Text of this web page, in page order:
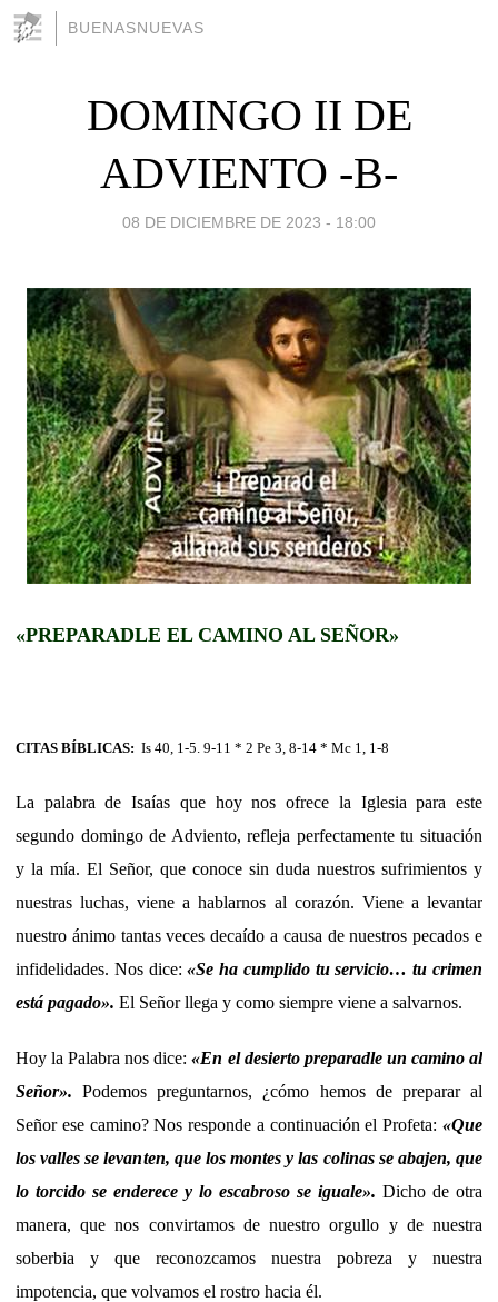
BUENASNUEVAS
DOMINGO II DE
ADVIENTO -B-
08 DE DICIEMBRE DE 2023 - 18:00
«PREPARADLE EL CAMINO AL SEÑOR»
CITAS BÍBLICAS: Is 40, 1-5. 9-11 * 2 Pe 3, 8-14 * Mc 1, 1-8
La palabra de Isaías que hoy nos ofrece la Iglesia para este
segundo domingo de Adviento, refleja perfectamente tu situación
y la mía. El Señor, que conoce sin duda nuestros sufrimientos y
nuestras luchas, viene a hablarnos al corazón. Viene a levantar
nuestro ánimo tantas veces decaído a causa de nuestros pecados e
infidelidades. Nos dice:«Se ha cumplido tu servicio… tu crimen
está pagado». El Señor llega y como siempre viene a salvarnos.
Hoy la Palabra nos dice:«En el desierto preparadle un camino al
Señor».Podemos preguntarnos, ¿cómo hemos de preparar al
Señor ese camino? Nos responde a continuación el Profeta: «Que
los valles se levanten, que los montes y las colinas se abajen, que
lo torcido se enderece y lo escabroso se iguale». Dicho de otra
manera, que nos convirtamos de nuestro orgullo y de nuestra
soberbia y que reconozcamos nuestra pobreza y nuestra
impotencia, que volvamos el rostro hacia él.